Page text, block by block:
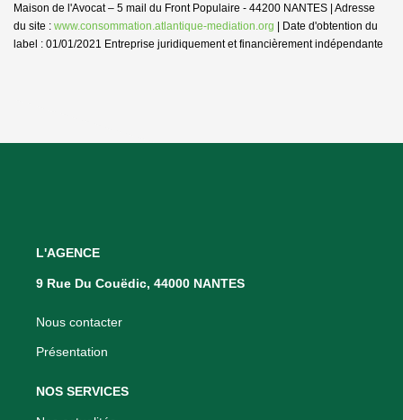
Maison de l'Avocat – 5 mail du Front Populaire - 44200 NANTES | Adresse
du site : www.consommation.atlantique-mediation.org | Date d'obtention du
label : 01/01/2021 Entreprise juridiquement et financièrement indépendante
L'AGENCE
9 Rue Du Couëdic, 44000 NANTES
Nous contacter
Présentation
NOS SERVICES